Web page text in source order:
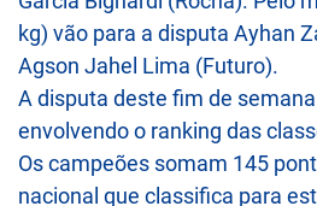
kg) vão para a disputa Ayhan
Agson Jahel Lima (Futuro).
A disputa deste fim de
envolvendo o ranking das
Os campeões somam 145
nacional que classifica para